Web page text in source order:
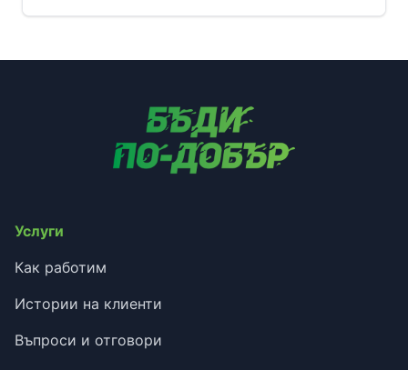
Услуги
Как работим
Истории на клиенти
Въпроси и отговори